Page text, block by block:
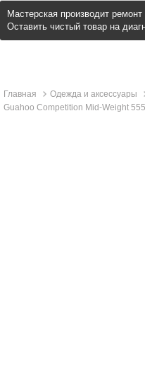
Мастерская производит ремонт
Оставить чистый товар на
Главная Одежда и аксессуары
Guahoo Competition Mid-Weight